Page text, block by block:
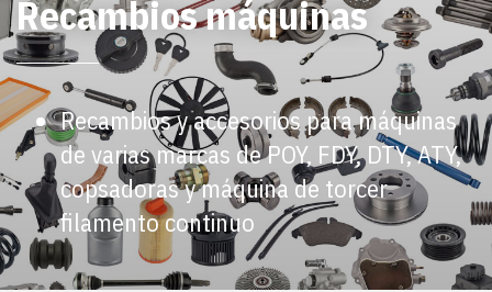
Recambios máquinas
Recambios y accesorios para máquinas
de varias marcas de POY, FDY, DTY, ATY,
copsadoras y máquina de torcer
filamento continuo